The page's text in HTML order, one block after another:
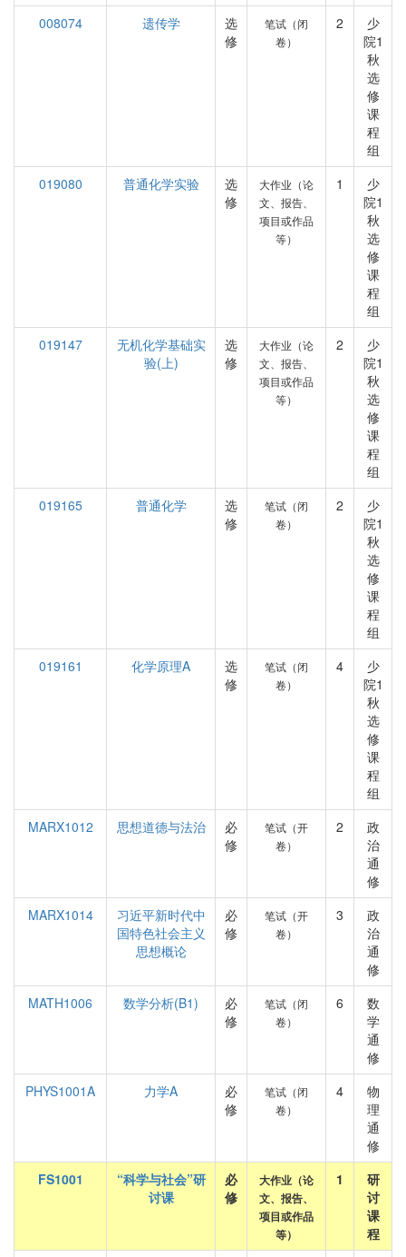
008074 遗传学
选
修
笔试（闭
卷）
2
少
院1
秋
选
修
课
程
组
019080
普通化学实验
选
修
大作业（论
文、报告、
项目或作品
等）
1
少
院1
秋
选
修
课
程
组
019147
无机化学基础实
验(上)
选
修
大作业（论
文、报告、
项目或作品
等）
2
少
院1
秋
选
修
课
程
组
019165
普通化学
选
修
笔试（闭
卷）
2
少
院1
秋
选
修
课
程
组
019161
化学原理A
选
修
笔试（闭
卷）
4
少
院1
秋
选
修
课
程
组
MARX1012
思想道德与法治
必
修
笔试（开
卷）
2
政
治
通
修
MARX1014
习近平新时代中
国特色社会主义
思想概论
必
修
笔试（开
卷）
3
政
治
通
修
MATH1006
数学分析(B1)
必
修
笔试（闭
卷）
6
数
学
通
修
PHYS1001A
力学A
必
修
笔试（闭
卷）
4
物
理
通
修
FS1001
“科学与社会”研
讨课
必
修
大作业（论
文、报告、
项目或作品
等）
1
研
讨
课
程